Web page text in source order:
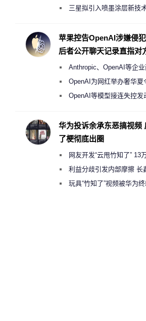
偷偷共享带宽的违规行为
三星拟引入喷墨涂层新技
度
苹果控告OpenAI涉嫌侵
后者公开聊天记录直指对
Anthropic、OpenAI等企
《人工智能法案》全新执法
OpenAI为网红举办奢华夏
2000美元一晚 遭讽“反乌托邦”
OpenAI等模型接连失控发
华为投诉余承东恶搞视频
了梗彻底出圈
网友开发“云甩竹知了” 13
绕梁”利益分歧引发内部摩擦 长
曾将华为驻场工程师驱逐出
玩具“竹知了”视频被华为